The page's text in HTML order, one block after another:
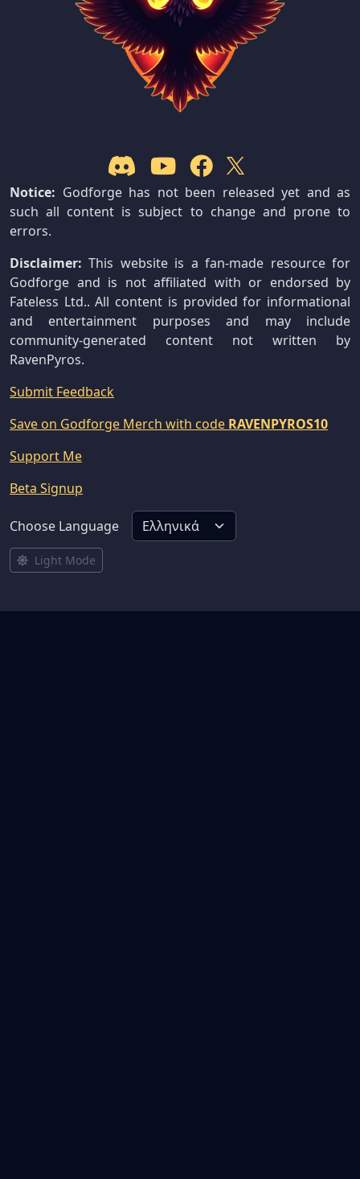
Notice: Godforge has not been released yet and as
such all content is subject to change and prone to
errors.
Disclaimer: This website is a fan-made resource for
Godforge and is not affiliated with or endorsed by
Fateless Ltd.. All content is provided for informational
and entertainment purposes and may include
community-generated content not written by
RavenPyros.
Submit Feedback
Save on Godforge Merch with code RAVENPYROS10
Support Me
Beta Signup
Choose Language
Light Mode